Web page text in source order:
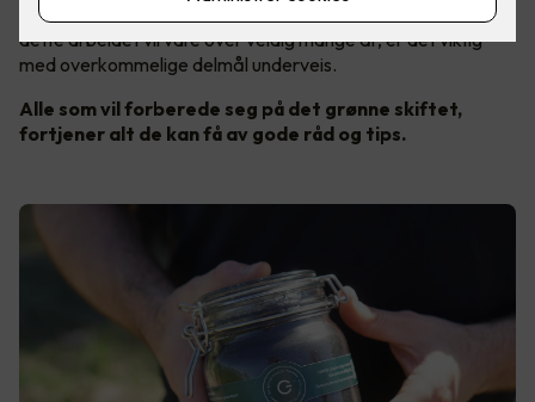
Godt bærekraftsarbeid er avhengig av konkrete mål. Fordi
dette arbeidet vil vare over veldig mange år, er det viktig
med overkommelige delmål underveis.
Alle som vil forberede seg på det grønne skiftet,
fortjener alt de kan få av gode råd og tips.